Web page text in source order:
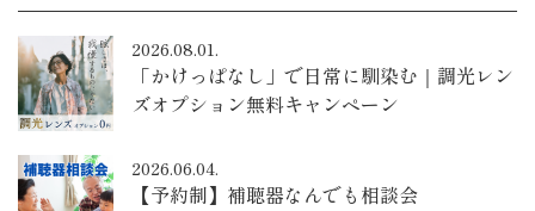
2026.08.01.
「かけっぱなし」で日常に馴染む｜調光レン
ズオプション無料キャンペーン
2026.06.04.
【予約制】補聴器なんでも相談会